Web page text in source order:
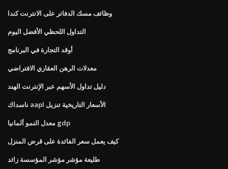
وظائف مسك الدفاتر على الانترنت كندا
التداول اللحظي الأفضل اليوم
أوقد التجارة في البرنامج
معدلات الرهن العقاري الافتراضي
دليل تداول الأسهم عبر الإنترنت الهند
ناسداك aapl الأسعار التاريخية تنزيل
معدل النمو ألمانيا gdp
كيف يعمل سعر الفائدة على قرض المنزل
طليعة مؤشر مؤشر المؤسسة زائد